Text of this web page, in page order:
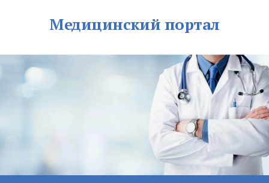
Медицинский портал